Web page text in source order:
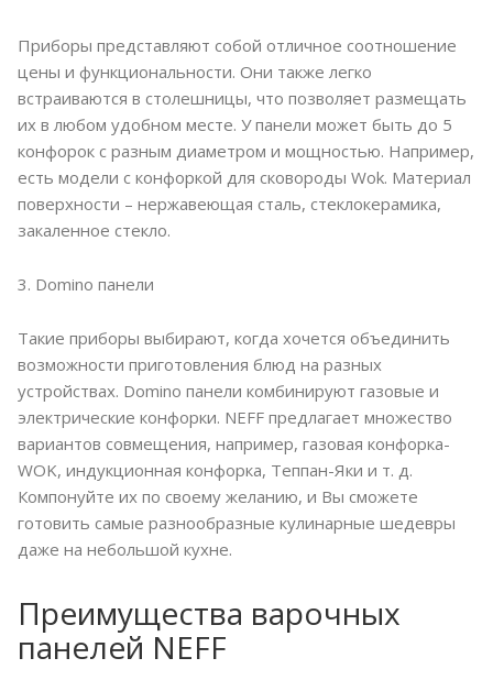
Приборы представляют собой отличное соотношение
цены и функциональности. Они также легко
встраиваются в столешницы, что позволяет размещать
их в любом удобном месте. У панели может быть до 5
конфорок с разным диаметром и мощностью. Например,
есть модели с конфоркой для сковороды Wok. Материал
поверхности – нержавеющая сталь, стеклокерамика,
закаленное стекло.
3. Domino панели
Такие приборы выбирают, когда хочется объединить
возможности приготовления блюд на разных
устройствах. Domino панели комбинируют газовые и
электрические конфорки. NEFF предлагает множество
вариантов совмещения, например, газовая конфорка-
WOK, индукционная конфорка, Теппан-Яки и т. д.
Компонуйте их по своему желанию, и Вы сможете
готовить самые разнообразные кулинарные шедевры
даже на небольшой кухне.
Преимущества варочных
панелей NEFF